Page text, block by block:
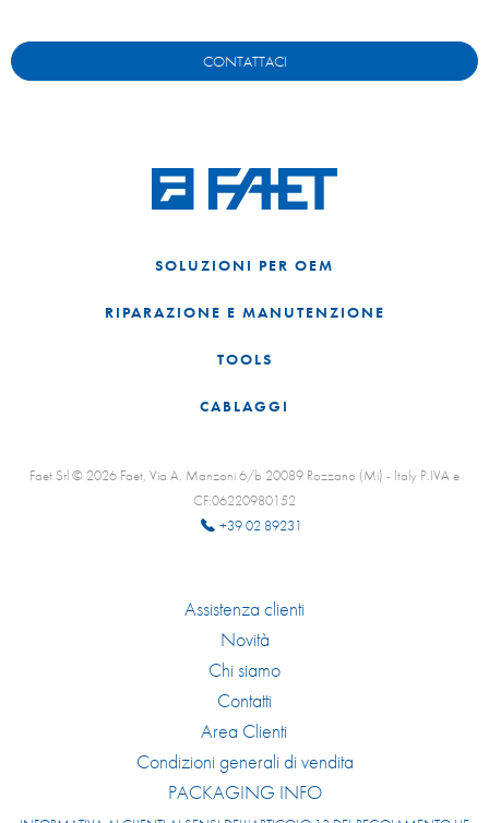
CONTATTACI
SOLUZIONI PER OEM
RIPARAZIONE E MANUTENZIONE
TOOLS
CABLAGGI
Faet Srl © 2026 Faet, Via A. Manzoni 6/b 20089 Rozzano (Mi) - Italy P.IVA e
CF:06220980152
+39 02 89231
Assistenza clienti
Novità
Chi siamo
Contatti
Area Clienti
Condizioni generali di vendita
PACKAGING INFO